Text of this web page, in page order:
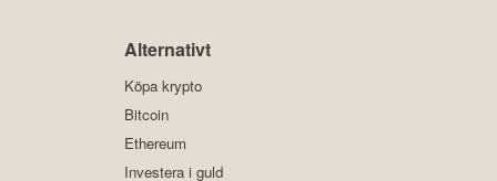
Alternativt
Köpa krypto
Bitcoin
Ethereum
Investera i guld